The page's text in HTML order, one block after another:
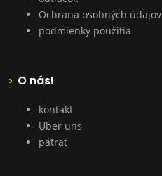
Ochrana osobných údajov
podmienky použitia
O nás!
kontakt
Über uns
pátrať